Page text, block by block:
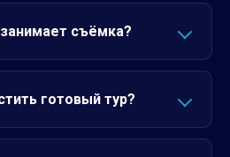
съёмка?
готовый тур?